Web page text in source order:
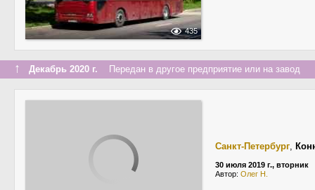
435
↑ Декабрь 2020 г. Передан в другое предприятие или на завод
Санкт-Петербург,
30 июля 2019 г., вторник
Автор: Олег Н.